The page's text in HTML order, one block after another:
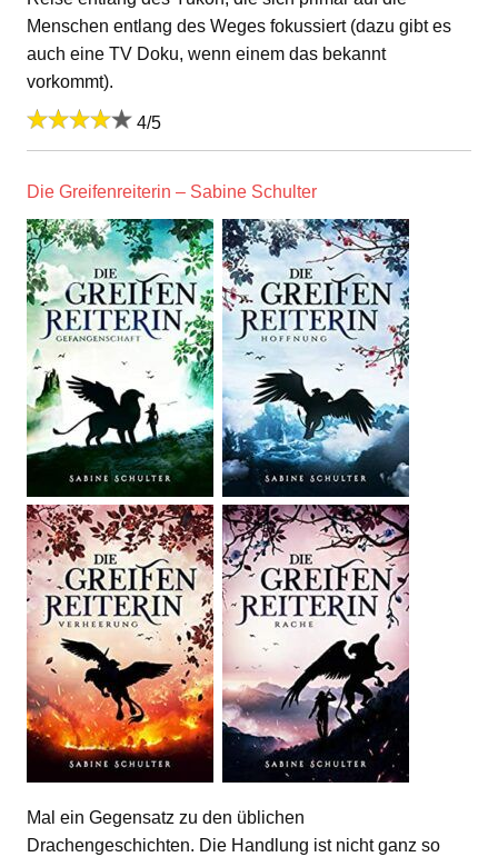
Menschen entlang des Weges fokussiert (dazu gibt es
auch eine TV Doku, wenn einem das bekannt
vorkommt).
4/5
Die Greifenreiterin – Sabine Schulter
Mal ein Gegensatz zu den üblichen
Drachengeschichten. Die Handlung ist nicht ganz so